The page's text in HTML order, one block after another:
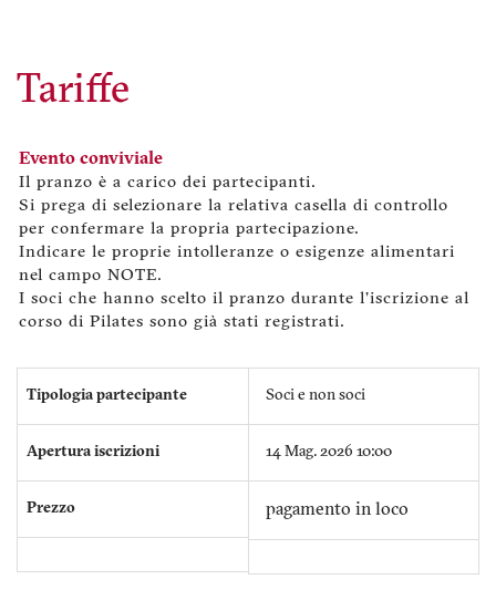
Tariffe
Evento conviviale
Il pranzo è a carico dei partecipanti.
Si prega di selezionare la relativa casella di controllo
per confermare la propria partecipazione.
Indicare le proprie intolleranze o esigenze alimentari
nel campo NOTE.
I soci che hanno scelto il pranzo durante l’iscrizione al
corso di Pilates sono già stati registrati.
Tipologia partecipante
Apertura iscrizioni
Prezzo
Soci e non soci
14 Mag. 2026 10:00
pagamento in loco